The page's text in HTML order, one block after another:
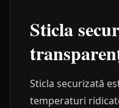
Sticla
Sticla securizată
temperaturi